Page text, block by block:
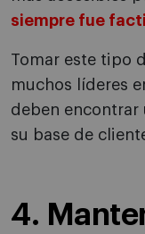
siempre fue
Tomar este tipo
muchos líderes
deben
su base de
4.